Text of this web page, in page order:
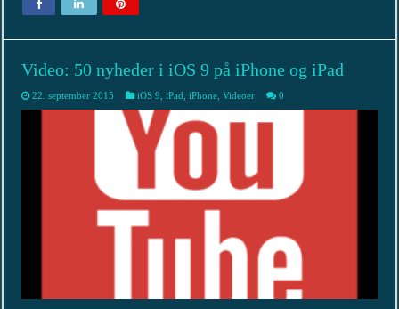
Video: 50 nyheder i iOS 9 på iPhone og iPad
22. september 2015 iOS 9 ,iPad ,iPhone ,Videoer 0